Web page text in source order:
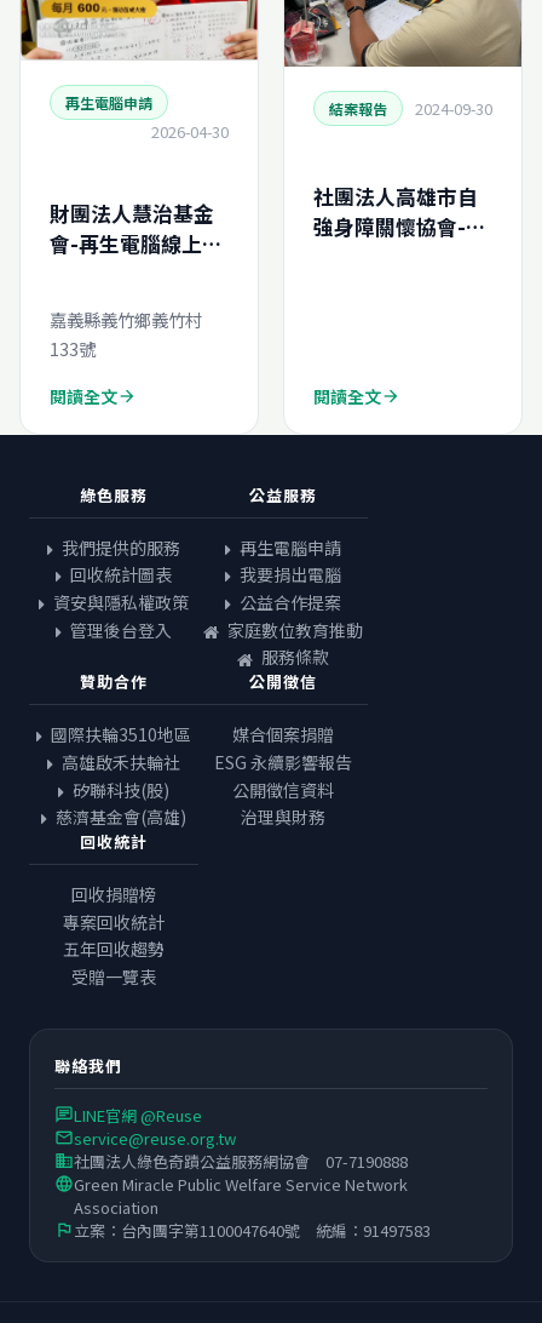
再生電腦申請
2026-04-30
財團法人慧治基金
會-再生電腦線上申
嘉義縣義竹鄉義竹村
133號
閱讀全文arrow_forward
結案報告 2024-09-30
社團法人高雄市自
強身障關懷協會-再
閱讀全文arrow_forward
綠色服務
我們提供的服務
回收統計圖表
資安與隱私權政策
管理後台登入
公益服務
再生電腦申請
我要捐出電腦
公益合作提案
家庭數位教育推動
服務條款
贊助合作
國際扶輪3510地區
高雄啟禾扶輪社
矽聯科技(股)
慈濟基金會(高雄)
公開徵信
媒合個案捐贈
ESG 永續影響報告
公開徵信資料
治理與財務
回收統計
回收捐贈榜
專案回收統計
五年回收趨勢
受贈一覽表
聯絡我們
chatLINE官網 @Reuse
emailservice@reuse.org.tw
business社團法人綠色奇蹟公益服務網協會 07-7190888
languageGreen Miracle Public Welfare Service Network
Association
flag立案：台內團字第1100047640號 統編：91497583